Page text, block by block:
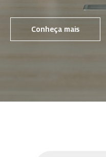
Conheça mais